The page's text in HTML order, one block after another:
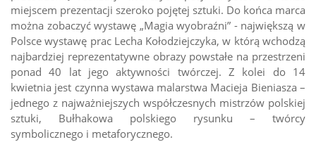
miejscem prezentacji szeroko pojętej sztuki. Do końca marca
można zobaczyć wystawę „Magia wyobraźni” - największą w
Polsce wystawę prac Lecha Kołodziejczyka, w którą wchodzą
najbardziej reprezentatywne obrazy powstałe na przestrzeni
ponad 40 lat jego aktywności twórczej. Z kolei do 14
kwietnia jest czynna wystawa malarstwa Macieja Bieniasza –
jednego z najważniejszych współczesnych mistrzów polskiej
sztuki, Bułhakowa polskiego rysunku – twórcy
symbolicznego i metaforycznego.